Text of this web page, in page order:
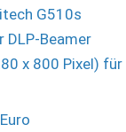
G510s
DLP-Beamer
x 800 Pixel) für